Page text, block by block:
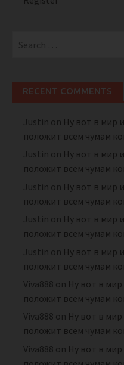
RECENT COMMENTS
Justin on Ну вот в мир
положит всем чумам
Justin on Ну вот в мир
положит всем чумам
Justin on Ну вот в мир
положит всем чумам
Justin on Ну вот в мир
положит всем чумам
Justin on Ну вот в мир
положит всем чумам
Viva888 on Ну вот в
положит всем чумам
Viva888 on Ну вот в
положит всем чумам
Viva888 on Ну вот в